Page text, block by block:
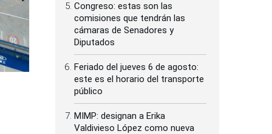
Congreso: estas son las
comisiones que tendrán las
cámaras de Senadores y
Diputados
Feriado del jueves 6 de agosto:
este es el horario del transporte
público
MIMP: designan a Erika
Valdivieso López como nueva